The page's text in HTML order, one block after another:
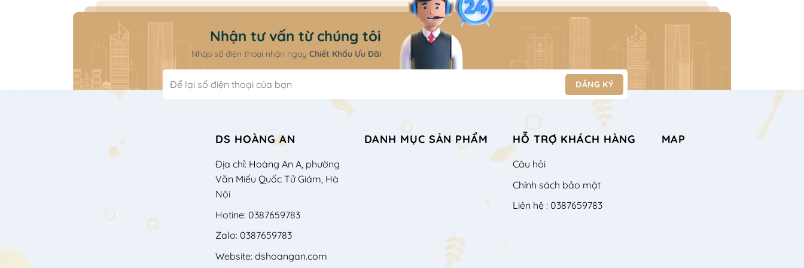
Nhận tư vấn từ chúng tôi
Nhập số điện thoại nhận ngay Chiết Khấu Ưu Đãi
DS HOÀNG AN
Địa chỉ: Hoàng An A, phường
Văn Miếu Quốc Tử Giám, Hà
Nội
Hotine: 0387659783
Zalo: 0387659783
Website: dshoangan.com
DANH MỤC SẢN PHẨM HỖ TRỢ KHÁCH HÀNG
Câu hỏi
Chính sách bảo mật
Liên hệ : 0387659783
MAP